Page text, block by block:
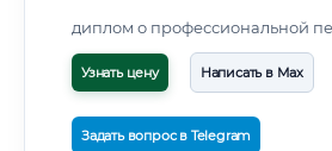
диплом о профессиональной
Узнать цену Написать в Max
Задать вопрос в Telegram